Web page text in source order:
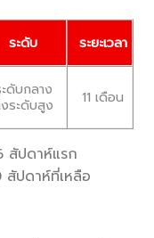
ระดับ
ระยะเวลา
ดับกลาง
ระดับสูง
11 เดือน
สัปดาห์แรก
สัปดาห์ที่เหลือ